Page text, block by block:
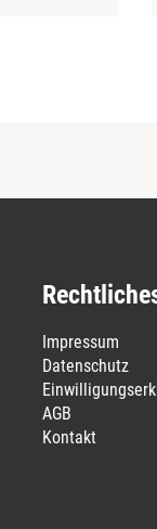
Impressum
Datenschutz
AGB
Kontakt